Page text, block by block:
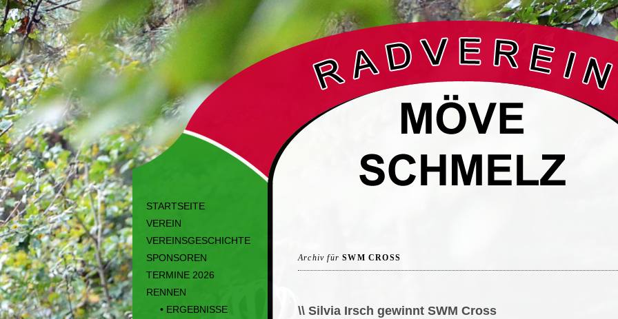
STARTSEITE
VEREIN
VEREINSGESCHICHTE
SPONSOREN
TERMINE 2026
RENNEN
• ERGEBNISSE
Archiv fürSWM CROSS
\\ Silvia Irsch gewinnt SWM Cross